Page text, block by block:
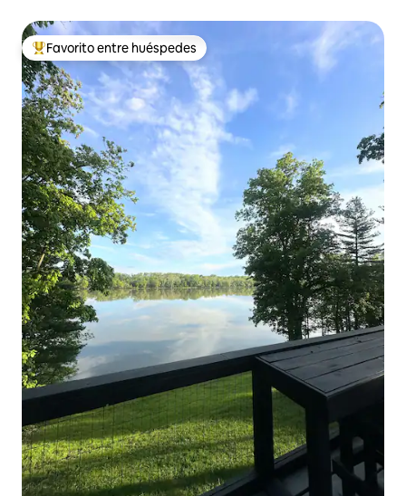
Favorito entre huéspedes preferido
Favorito entre huéspedes